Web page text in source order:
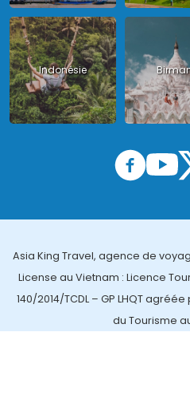
Indonésie
Asia King Travel, agence de
License au Vietnam : Licence
140/2014/TCDL – GP LHQT
du Tourisme